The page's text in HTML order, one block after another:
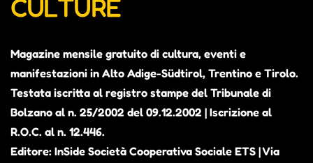
CULTURE
Magazine mensile gratuito di cultura, eventi e
manifestazioni in Alto Adige-Südtirol, Trentino e Tirolo.
Testata iscritta al registro stampe del Tribunale di
Bolzano al n. 25/2002 del 09.12.2002 | Iscrizione al
R.O.C. al n. 12.446.
Editore: InSide Società Cooperativa Sociale ETS | Via